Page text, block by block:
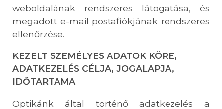
weboldalának rendszeres látogatása, és
megadott e-mail postafiókjának rendszeres
ellenőrzése.
KEZELT SZEMÉLYES ADATOK KÖRE,
ADATKEZELÉS CÉLJA, JOGALAPJA,
IDŐTARTAMA
Optikánk által történő adatkezelés a